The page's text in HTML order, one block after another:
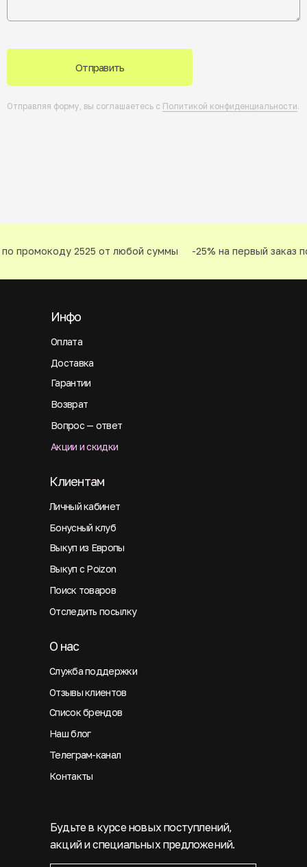
Отправить
Отправляя форму, вы соглашаетесь с Политикой конфиденциальности.
промокоду 2525 от любой суммы -25% на первый заказ
Оплата
Инфо
Будьте в курсе новых поступлений,
акций и специальных предложений.
Доставка
Гарантии
Возврат
Вопрос — ответ
Акции и скидки
Личный кабинет
Клиентам
Бонусный клуб
Выкуп из Европы
Выкуп с Poizon
Поиск товаров
Отследить посылку
Служба поддержки
О нас
Отзывы клиентов
Список брендов
Наш блог
Телеграм-канал
Контакты